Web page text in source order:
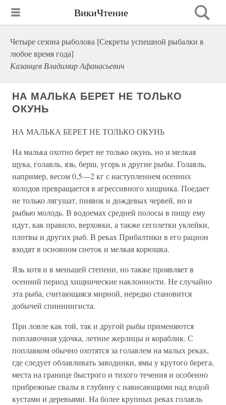
ВикиЧтение
Четыре сезона рыболова [Секреты успешной рыбалки в
любое время года]
Казанцев Владимир Афанасьевич
НА МАЛЬКА БЕРЕТ НЕ ТОЛЬКО
ОКУНЬ
НА МАЛЬКА БЕРЕТ НЕ ТОЛЬКО ОКУНЬ
На малька охотно берет не только окунь, но и мелкая
щука, голавль, язь, берш, угорь и другие рыбы. Голавль,
например, весом 0,5—2 кг с наступлением осенних
холодов превращается в агрессивного хищника. Поедает
не только лягушат, пиявок и дождевых червей, но и
рыбью молодь. В водоемах средней полосы в пищу ему
идут, как правило, верховки, а также сеголетки уклейки,
плотвы и других рыб. В реках Прибалтики в его рацион
входят в основном снеток и мелкая корюшка.
Язь хотя и в меньшей степени, но также проявляет в
осенний период хищнические наклонности. Не случайно
эта рыба, считающаяся мирной, нередко становится
добычей спиннингиста.
При ловле как той, так и другой рыбы применяются
поплавочная удочка, летние жерлицы и кораблик. С
поплавком обычно охотятся за голавлем на малых реках,
где следует облавливать заводинки, ямы у крутого берега,
места на границе быстрого и тихого течения и особенно
прибрежные свалы в глубину с нависающими над водой
кустами и деревьями. На более крупных реках голавль